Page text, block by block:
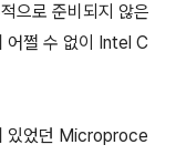
으로 준비되지 않은
어쩔 수 없이 Intel C
있었던 Microproce